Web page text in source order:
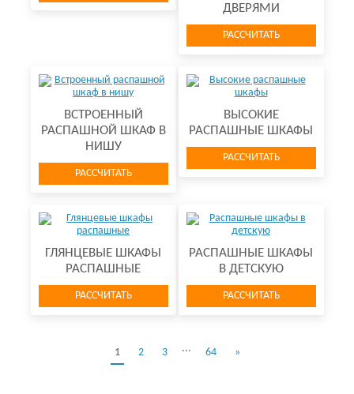
ДВЕРЯМИ
РАССЧИТАТЬ
ВСТРОЕННЫЙ
РАСПАШНОЙ ШКАФ В
НИШУ
РАССЧИТАТЬ
ВЫСОКИЕ
РАСПАШНЫЕ ШКАФЫ
РАССЧИТАТЬ
ГЛЯНЦЕВЫЕ ШКАФЫ
РАСПАШНЫЕ
РАССЧИТАТЬ
РАСПАШНЫЕ ШКАФЫ
В ДЕТСКУЮ
РАССЧИТАТЬ
1 2 3 ... 64 »